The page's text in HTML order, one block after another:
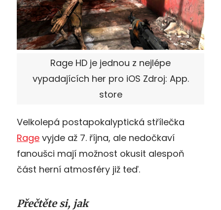
Rage HD je jednou z nejlépe
vypadajících her pro iOS Zdroj: App.
store
Velkolepá postapokalyptická střílečka
Rage vyjde až 7. října, ale nedočkaví
fanoušci mají možnost okusit alespoň
část herní atmosféry již teď.
Přečtěte si, jak